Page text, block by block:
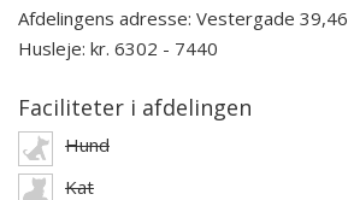
Afdelingens adresse: Vestergade 39,46
Husleje: kr. 6302 - 7440
Faciliteter i afdelingen
Hund
Kat